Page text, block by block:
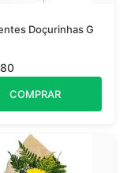
Doçurinhas G
COMPRAR